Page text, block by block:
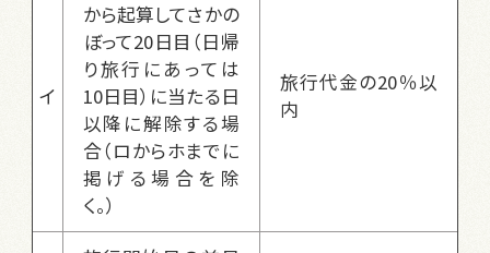
イ
から起算してさかの
ぼって20日目（日帰
り旅行にあっては
10日目）に当たる日
以降に解除する場
合（ロからホまでに
掲げる場合を除
く。）
旅行代金の20％以
内